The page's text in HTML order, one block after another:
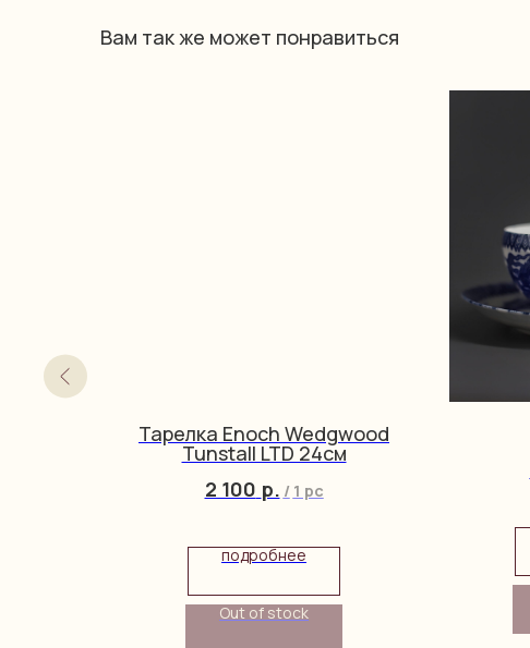
Вам так же может понравиться
Тарелка Enoch Wedgwood
Tunstall LTD 24см
2 100 р. / 1 pc
подробнее
Out of stock